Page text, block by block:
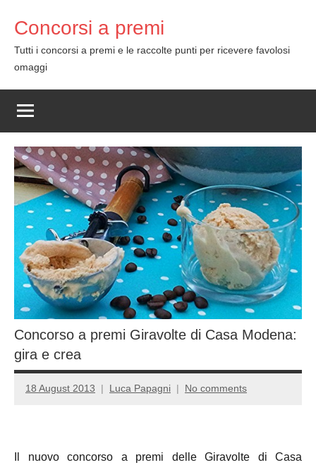
content
Concorsi a premi
Tutti i concorsi a premi e le raccolte punti per ricevere favolosi
omaggi
Concorso a premi Giravolte di Casa Modena:
gira e crea
18 August 2013 Luca Papagni No comments
Il nuovo concorso a premi delle Giravolte di Casa